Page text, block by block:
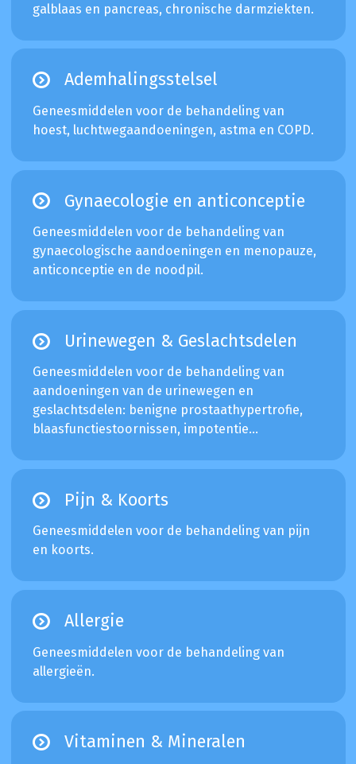
galblaas en pancreas, chronische darmziekten.
Ademhalingsstelsel
Geneesmiddelen voor de behandeling van
hoest, luchtwegaandoeningen, astma en COPD.
Gynaecologie en anticonceptie
Geneesmiddelen voor de behandeling van
gynaecologische aandoeningen en menopauze,
anticonceptie en de noodpil.
Urinewegen & Geslachtsdelen
Geneesmiddelen voor de behandeling van
aandoeningen van de urinewegen en
geslachtsdelen: benigne prostaathypertrofie,
blaasfunctiestoornissen, impotentie...
Pijn & Koorts
Geneesmiddelen voor de behandeling van pijn
en koorts.
Allergie
Geneesmiddelen voor de behandeling van
allergieën.
Vitaminen & Mineralen